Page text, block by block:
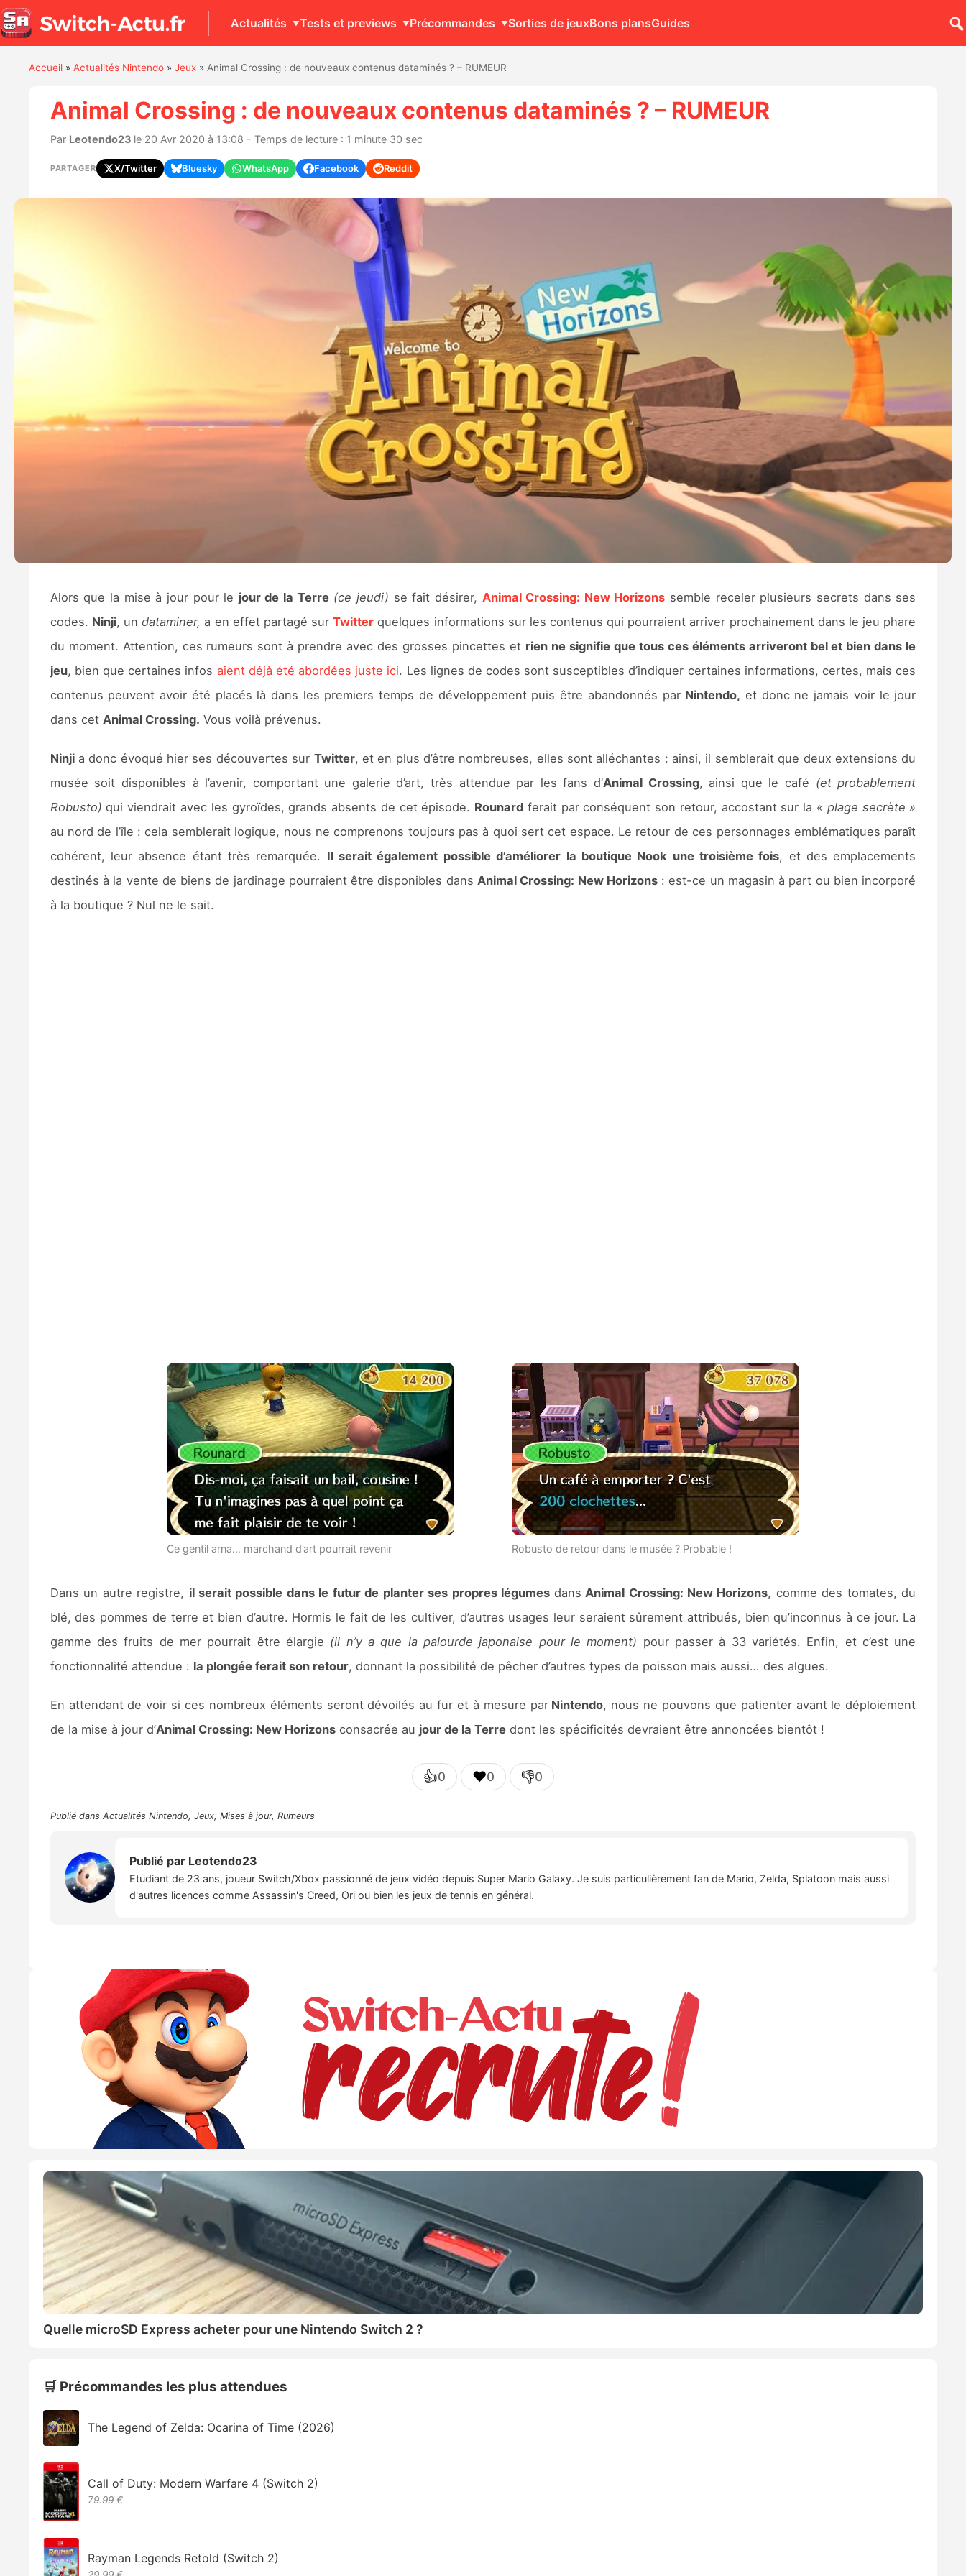
Actualités Tests et previews Précommandes Sorties de jeuxBons plansGuides
Accueil» Actualités Nintendo» Jeux» Animal Crossing : de nouveaux contenus dataminés ? – RUMEUR
Animal Crossing : de nouveaux contenus dataminés ? – RUMEUR
Par Leotendo23le 20 Avr 2020 à 13:08 - Temps de lecture : 1 minute 30 sec
PARTAGER X/Twitter Bluesky WhatsApp Facebook Reddit
Alors que la mise à jour pour le jour de la Terre (ce jeudi) se fait désirer, Animal Crossing: New Horizons semble receler plusieurs secrets dans ses
codes. Ninji, undataminer, a en effet partagé surTwitter quelques informations sur les contenus qui pourraient arriver prochainement dans le jeu phare
du moment. Attention, ces rumeurs sont à prendre avec des grosses pincettes et rien ne signifie que tous ces éléments arriveront bel et bien dans le
jeu, bien que certaines infos aient déjà été abordées juste ici. Les lignes de codes sont susceptibles d’indiquer certaines informations, certes, mais ces
contenus peuvent avoir été placés là dans les premiers temps de développement puis être abandonnés par Nintendo, et donc ne jamais voir le jour
dans cet Animal Crossing. Vous voilà prévenus.
Ninjia donc évoqué hier ses découvertes sur Twitter, et en plus d’être nombreuses, elles sont alléchantes : ainsi, il semblerait que deux extensions du
musée soit disponibles à l’avenir, comportant une galerie d’art, très attendue par les fans d’Animal Crossing, ainsi que le café (et probablement
Robusto) qui viendrait avec les gyroïdes, grands absents de cet épisode. Rounard ferait par conséquent son retour, accostant sur la « plage secrète »
au nord de l’île : cela semblerait logique, nous ne comprenons toujours pas à quoi sert cet espace. Le retour de ces personnages emblématiques paraît
cohérent, leur absence étant très remarquée. Il serait également possible d’améliorer la boutique Nook une troisième fois, et des emplacements
destinés à la vente de biens de jardinage pourraient être disponibles dans Animal Crossing: New Horizons: est-ce un magasin à part ou bien incorporé
à la boutique ? Nul ne le sait.
Ce gentil arna… marchand d’art pourrait revenir Robusto de retour dans le musée ? Probable !
Dans un autre registre, il serait possible dans le futur de planter ses propres légumes dans Animal Crossing: New Horizons, comme des tomates, du
blé, des pommes de terre et bien d’autre. Hormis le fait de les cultiver, d’autres usages leur seraient sûrement attribués, bien qu’inconnus à ce jour. La
gamme des fruits de mer pourrait être élargie (il n’y a que la palourde japonaise pour le moment) pour passer à 33 variétés. Enfin, et c’est une
fonctionnalité attendue : la plongée ferait son retour, donnant la possibilité de pêcher d’autres types de poisson mais aussi… des algues.
En attendant de voir si ces nombreux éléments seront dévoilés au fur et à mesure parNintendo, nous ne pouvons que patienter avant le déploiement
de la mise à jour d’Animal Crossing: New Horizonsconsacrée au jour de la Terredont les spécificités devraient être annoncées bientôt !
👍0 ❤️0 👎0
Publié dans Actualités Nintendo, Jeux, Mises à jour, Rumeurs
Publié par Leotendo23
Etudiant de 23 ans, joueur Switch/Xbox passionné de jeux vidéo depuis Super Mario Galaxy. Je suis particulièrement fan de Mario, Zelda, Splatoon mais aussi
d'autres licences comme Assassin's Creed, Ori ou bien les jeux de tennis en général.
Quelle microSD Express acheter pour une Nintendo Switch 2 ?
🛒 Précommandes les plus attendues
The Legend of Zelda: Ocarina of Time (2026)
Call of Duty: Modern Warfare 4 (Switch 2)
79.99 €
Rayman Legends Retold (Switch 2)